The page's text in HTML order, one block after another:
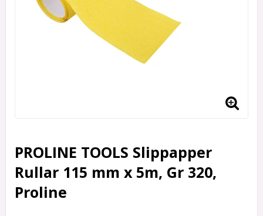
PROLINE TOOLS Slippapper
Rullar 115 mm x 5m, Gr 320,
Proline